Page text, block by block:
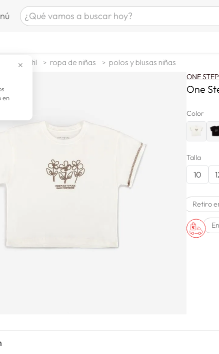
¿Qué vamos a buscar hoy?
zapatillas mujer
laptop
terrex
✕
en
infantil ropa de niñas polos y blusas niñas
ONE
One
Color
Talla
10
Retiro